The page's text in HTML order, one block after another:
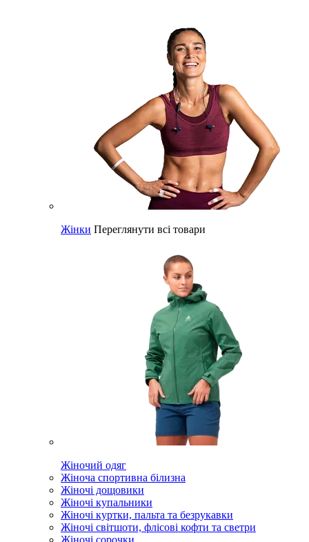
Жінки Переглянути всі товари
Жіночий одяг
Жіноча спортивна білизна
Жіночі дощовики
Жіночі купальники
Жіночі куртки, пальта та безрукавки
Жіночі світшоти, флісові кофти та светри
Жіночі сорочки